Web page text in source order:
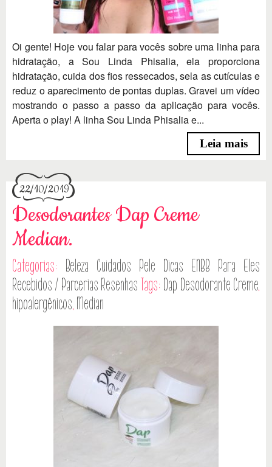
Oi gente! Hoje vou falar para vocês sobre uma linha para
hidratação, a Sou Linda Phisalia, ela proporciona
hidratação, cuida dos fios ressecados, sela as cutículas e
reduz o aparecimento de pontas duplas. Gravei um vídeo
mostrando o passo a passo da aplicação para vocês.
Aperta o play! A linha Sou Linda Phisalia e...
Leia mais
22/10/2019
Desodorantes Dap Creme
Median.
Categorias: Beleza Cuidados Pele Dicas ENBB Para Eles
Recebidos / Parcerias Resenhas Tags: Dap Desodorante Creme,
hipoalergênicos, Median